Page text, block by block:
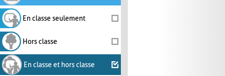
En classe seulement
Hors classe
En classe et hors classe